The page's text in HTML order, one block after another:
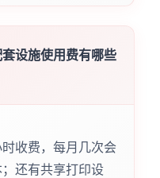
设施使用费有哪些
收费，每月几次会
还有共享打印设